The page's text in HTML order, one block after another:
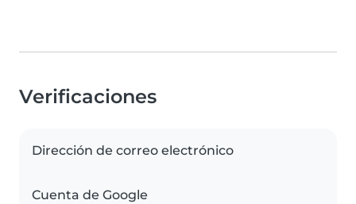
Verificaciones
Dirección de correo electrónico
Cuenta de Google